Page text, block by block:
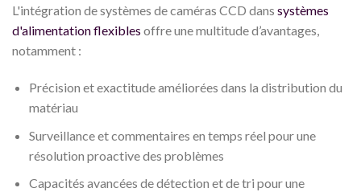
L'intégration de systèmes de caméras CCD dans systèmes
d'alimentation flexibles offre une multitude d’avantages,
notamment :
Précision et exactitude améliorées dans la distribution du
matériau
Surveillance et commentaires en temps réel pour une
résolution proactive des problèmes
Capacités avancées de détection et de tri pour une